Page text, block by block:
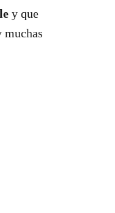
y que
muchas